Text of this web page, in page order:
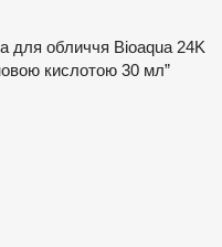
для обличчя Bioaqua 24K
кислотою 30 мл”